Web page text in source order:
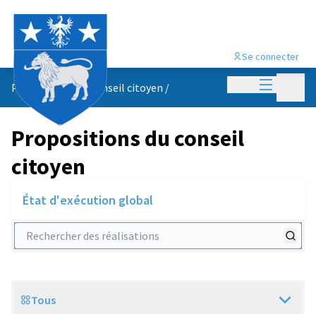
Menu
Se connecter
Propositions du conseil citoyen /
Propositions du conseil
citoyen
État d'exécution global
Rechercher des réalisations
Scope
Tous